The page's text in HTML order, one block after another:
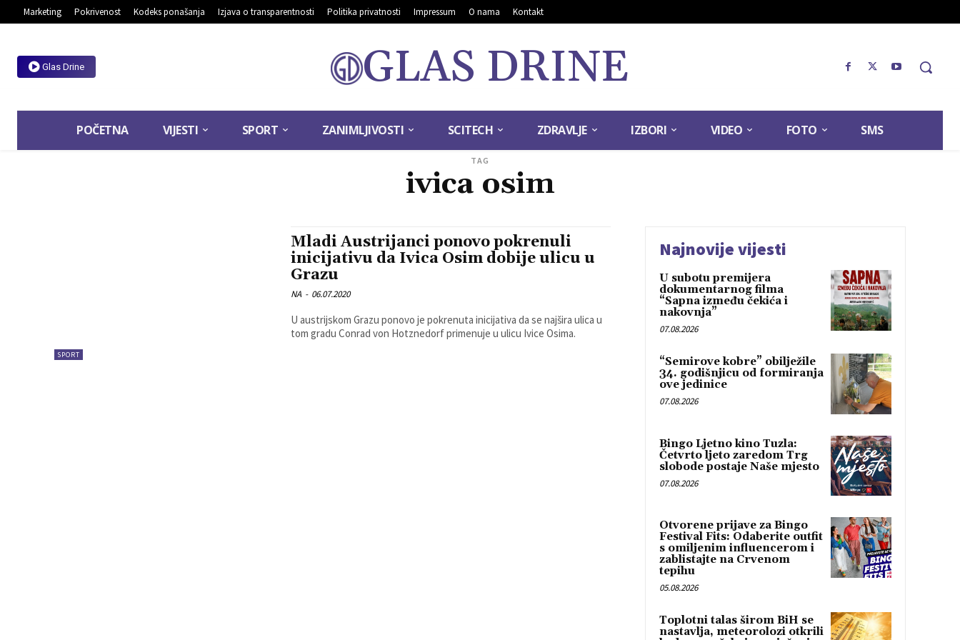
Marketing Pokrivenost Kodeks ponašanja Izjava o transparentnosti Politika privatnosti Impressum O nama Kontakt
Glas Drine GLAS DRINE
POČETNA VIJESTI SPORT ZANIMLJIVOSTI SCITECH ZDRAVLJE IZBORI VIDEO FOTO SMS
TAG
ivica osim
SPORT
Mladi Austrijanci ponovo pokrenuli
inicijativu da Ivica Osim dobije ulicu u
Grazu
NA - 06.07.2020
U austrijskom Grazu ponovo je pokrenuta inicijativa da se najšira ulica u
tom gradu Conrad von Hotznedorf primenuje u ulicu Ivice Osima.
Najnovije vijesti
U subotu premijera
dokumentarnog filma
“Sapna između čekića i
nakovnja”
07.08.2026
“Semirove kobre” obilježile
34. godišnjicu od formiranja
ove jedinice
07.08.2026
Bingo Ljetno kino Tuzla:
Četvrto ljeto zaredom Trg
slobode postaje Naše mjesto
07.08.2026
Otvorene prijave za Bingo
Festival Fits: Odaberite outfit
s omiljenim influencerom i
zablistajte na Crvenom
tepihu
05.08.2026
Toplotni talas širom BiH se
nastavlja, meteorolozi otkrili